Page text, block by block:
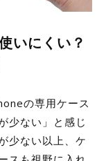
いにくい？
の専用ケース
少ない」と感じ
少ない以上、ケ